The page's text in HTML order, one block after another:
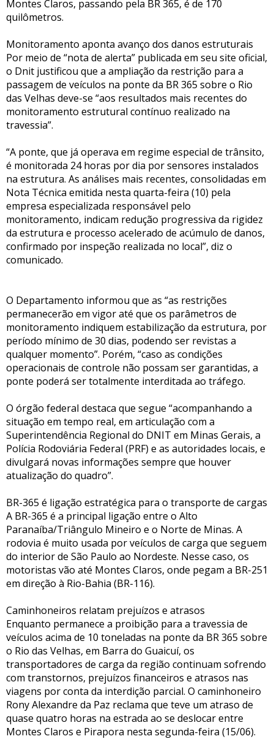
Montes Claros, passando pela BR 365, é de 170
quilômetros.
Monitoramento aponta avanço dos danos estruturais
Por meio de “nota de alerta” publicada em seu site oficial,
o Dnit justificou que a ampliação da restrição para a
passagem de veículos na ponte da BR 365 sobre o Rio
das Velhas deve-se “aos resultados mais recentes do
monitoramento estrutural contínuo realizado na
travessia”.
“A ponte, que já operava em regime especial de trânsito,
é monitorada 24 horas por dia por sensores instalados
na estrutura. As análises mais recentes, consolidadas em
Nota Técnica emitida nesta quarta-feira (10) pela
empresa especializada responsável pelo
monitoramento, indicam redução progressiva da rigidez
da estrutura e processo acelerado de acúmulo de danos,
confirmado por inspeção realizada no local”, diz o
comunicado.
O Departamento informou que as “as restrições
permanecerão em vigor até que os parâmetros de
monitoramento indiquem estabilização da estrutura, por
período mínimo de 30 dias, podendo ser revistas a
qualquer momento”. Porém, “caso as condições
operacionais de controle não possam ser garantidas, a
ponte poderá ser totalmente interditada ao tráfego.
O órgão federal destaca que segue “acompanhando a
situação em tempo real, em articulação com a
Superintendência Regional do DNIT em Minas Gerais, a
Polícia Rodoviária Federal (PRF) e as autoridades locais, e
divulgará novas informações sempre que houver
atualização do quadro”.
BR-365 é ligação estratégica para o transporte de cargas
A BR-365 é a principal ligação entre o Alto
Paranaíba/Triângulo Mineiro e o Norte de Minas. A
rodovia é muito usada por veículos de carga que seguem
do interior de São Paulo ao Nordeste. Nesse caso, os
motoristas vão até Montes Claros, onde pegam a BR-251
em direção à Rio-Bahia (BR-116).
Caminhoneiros relatam prejuízos e atrasos
Enquanto permanece a proibição para a travessia de
veículos acima de 10 toneladas na ponte da BR 365 sobre
o Rio das Velhas, em Barra do Guaicuí, os
transportadores de carga da região continuam sofrendo
com transtornos, prejuízos financeiros e atrasos nas
viagens por conta da interdição parcial. O caminhoneiro
Rony Alexandre da Paz reclama que teve um atraso de
quase quatro horas na estrada ao se deslocar entre
Montes Claros e Pirapora nesta segunda-feira (15/06).